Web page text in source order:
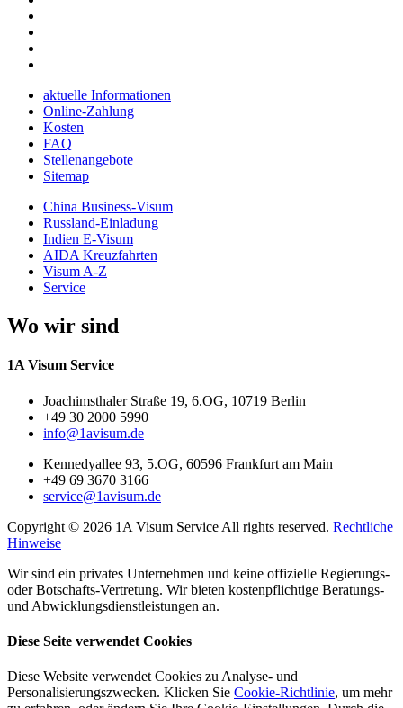
aktuelle Informationen
Online-Zahlung
Kosten
FAQ
Stellenangebote
Sitemap
China Business-Visum
Russland-Einladung
Indien E-Visum
AIDA Kreuzfahrten
Visum A-Z
Service
Wo wir sind
1A Visum Service
Joachimsthaler Straße 19, 6.OG, 10719 Berlin
+49 30 2000 5990
info@1avisum.de
Kennedyallee 93, 5.OG, 60596 Frankfurt am Main
+49 69 3670 3166
service@1avisum.de
Copyright © 2026 1A Visum Service All rights reserved. Rechtliche
Hinweise
Wir sind ein privates Unternehmen und keine offizielle Regierungs-
oder Botschafts-Vertretung. Wir bieten kostenpflichtige Beratungs-
und Abwicklungsdienstleistungen an.
Diese Seite verwendet Cookies
Diese Website verwendet Cookies zu Analyse- und
Personalisierungszwecken. Klicken Sie Cookie-Richtlinie, um mehr